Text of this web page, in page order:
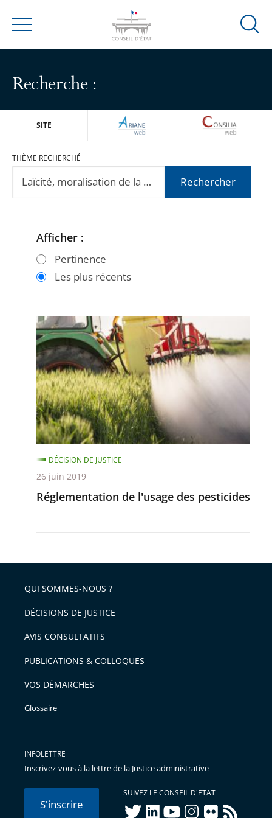
Menu
Ouvrir
Recherche :
SITE ARIANEWEB
THÈME RECHERCHÉ
Rechercher
Passer
filtres
après
Passer
filtres
avant
Afficher :
Pertinence
Les plus récents
Réglementation
de
l'usage
des
pesticides
Réglementation de l'usage des pesticides
DÉCISION DE JUSTICE
26 juin 2019
QUI SOMMES-NOUS ?
DÉCISIONS DE JUSTICE
AVIS CONSULTATIFS
PUBLICATIONS & COLLOQUES
VOS DÉMARCHES
Glossaire
INFOLETTRE
Inscrivez-vous à la lettre de la Justice administrative
S'inscrire
SUIVEZ LE CONSEIL D'ETAT
twitterlinkedInyoutubeinstagram
flickr rss